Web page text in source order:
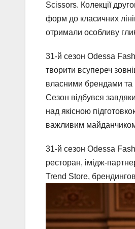
Scissors. Колекції
форм до класичних
отримали особливу
31-й сезон Odessa
творити всупереч
власними брендами та
Сезон відбувся
над якісною
важливим майданчиком
31-й сезон Odessa
ресторан, імідж-
Trend Store,